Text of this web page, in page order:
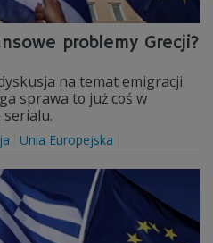
problemy Grecji?
na temat emigracji
sprawa to już coś w
serialu.
Unia Europejska